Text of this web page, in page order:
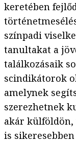
keretében
színpadi
tanultakat a
találkozásaik
scindikátorok
amelynek
szerezhetnek
akár külföldön,
is